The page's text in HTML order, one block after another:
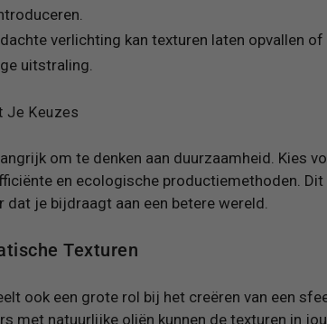
verlichting kan texturen laten opvallen of
uitstraling.
Je Keuzes
om te denken aan duurzaamheid. Kies
en ecologische productiemethoden.
je bijdraagt aan een betere wereld.
Texturen
ook een grote rol bij het creëren van een
met natuurlijke oliën kunnen de texturen in